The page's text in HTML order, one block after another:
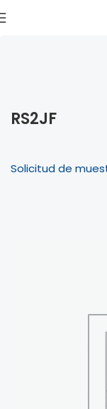
RS2JF
Solicitud de